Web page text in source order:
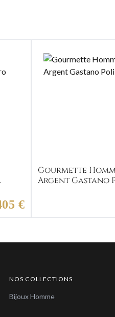
€
Gourmette
Argent Gastano
NOS COLLECTIONS
Bijoux Homme